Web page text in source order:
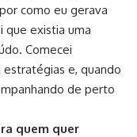
como eu gerava
que existia uma
Comecei
e, quando
de perto
quem quer